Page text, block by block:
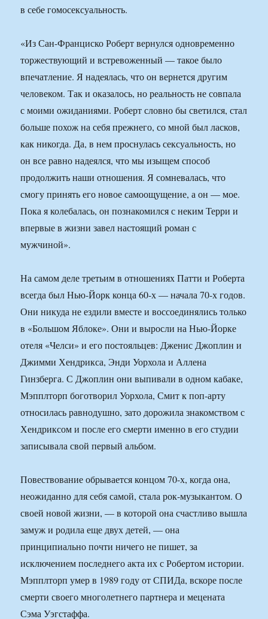
в себе гомосексуальность.
«Из Сан-Франциско Роберт вернулся одновременно
торжествующий и встревоженный — такое было
впечатление. Я надеялась, что он вернется другим
человеком. Так и оказалось, но реальность не совпала
с моими ожиданиями. Роберт словно бы светился, стал
больше похож на себя прежнего, со мной был ласков,
как никогда. Да, в нем проснулась сексуальность, но
он все равно надеялся, что мы изыщем способ
продолжить наши отношения. Я сомневалась, что
смогу принять его новое самоощущение, а он — мое.
Пока я колебалась, он познакомился с неким Терри и
впервые в жизни завел настоящий роман с
мужчиной».
На самом деле третьим в отношениях Патти и Роберта
всегда был Нью-Йорк конца 60-х — начала 70-х годов.
Они никуда не ездили вместе и воссоединялись только
в «Большом Яблоке». Они и выросли на Нью-Йорке
отеля «Челси» и его постояльцев: Дженис Джоплин и
Джимми Хендрикса, Энди Уорхола и Аллена
Гинзберга. С Джоплин они выпивали в одном кабаке,
Мэпплторп боготворил Уорхола, Смит к поп-арту
относилась равнодушно, зато дорожила знакомством с
Хендриксом и после его смерти именно в его студии
записывала свой первый альбом.
Повествование обрывается концом 70-х, когда она,
неожиданно для себя самой, стала рок-музыкантом. О
своей новой жизни, — в которой она счастливо вышла
замуж и родила еще двух детей, — она
принципиально почти ничего не пишет, за
исключением последнего акта их с Робертом истории.
Мэпплторп умер в 1989 году от СПИДа, вскоре после
смерти своего многолетнего партнера и мецената
Сэма Уэгстаффа.